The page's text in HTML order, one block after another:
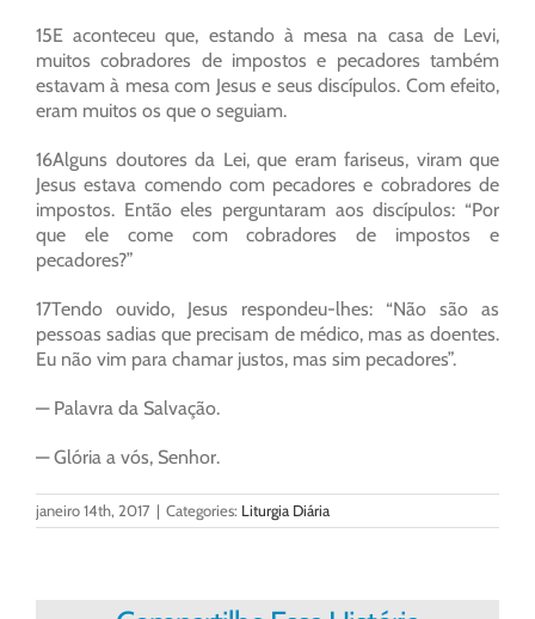
15E aconteceu que, estando à mesa na casa de Levi,
muitos cobradores de impostos e pecadores também
estavam à mesa com Jesus e seus discípulos. Com efeito,
eram muitos os que o seguiam.
16Alguns doutores da Lei, que eram fariseus, viram que
Jesus estava comendo com pecadores e cobradores de
impostos. Então eles perguntaram aos discípulos: “Por
que ele come com cobradores de impostos e
pecadores?”
17Tendo ouvido, Jesus respondeu-lhes: “Não são as
pessoas sadias que precisam de médico, mas as doentes.
Eu não vim para chamar justos, mas sim pecadores”.
— Palavra da Salvação.
— Glória a vós, Senhor.
janeiro 14th, 2017 | Categories: Liturgia Diária